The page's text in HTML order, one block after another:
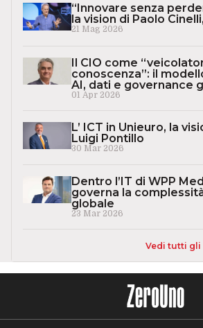
“Innovare senza
la vision di Paolo
21 Mag 2026
Il CIO come
conoscenza”: il
AI, dati e governance
01 Apr 2026
L’ ICT in Unieuro, la
Luigi Pontillo
30 Mar 2026
Dentro l’IT di WPP
governa la
globale
23 Mar 2026
Vedi tutti gli